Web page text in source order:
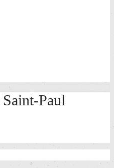
Paul